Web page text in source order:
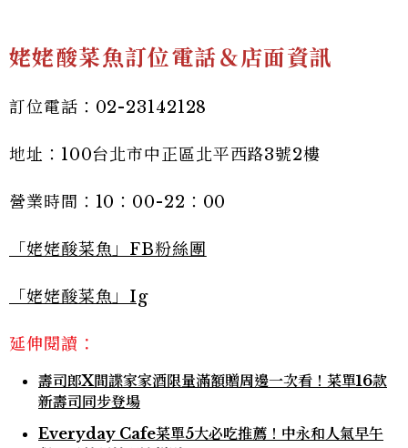
姥姥酸菜魚訂位電話＆店面資訊
訂位電話：02-23142128
地址：100台北市中正區北平西路3號2樓
營業時間：10：00-22：00
「姥姥酸菜魚」FB粉絲團
「姥姥酸菜魚」Ig
延伸閱讀：
壽司郎X間諜家家酒限量滿額贈周邊一次看！菜單16款
新壽司同步登場
Everyday Cafe菜單5大必吃推薦！中永和人氣早午